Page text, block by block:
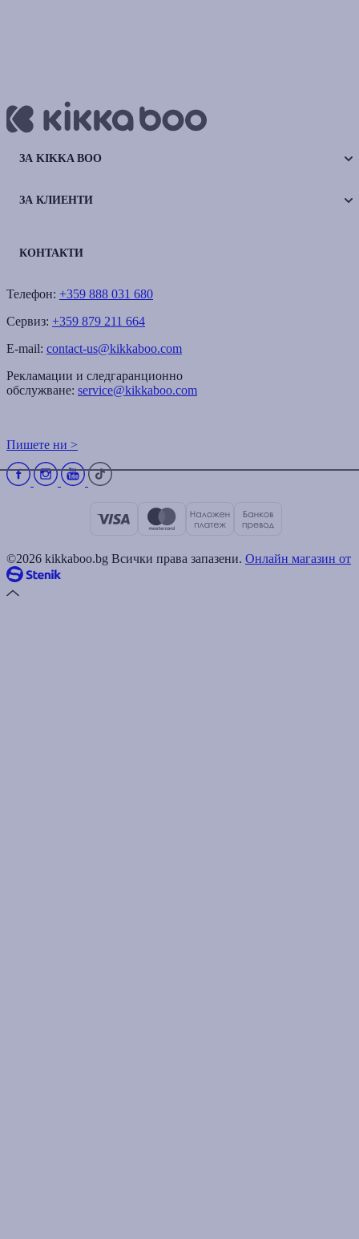
ЗА KIKKA BOO
ЗА КЛИЕНТИ
КОНТАКТИ
Телефон: +359 888 031 680
Сервиз: +359 879 211 664
E-mail: contact-us@kikkaboo.com
Рекламации и следгаранционно
обслужване: service@kikkaboo.com
Пишете ни >
©2026 kikkaboo.bg Всички права запазени. Онлайн магазин от